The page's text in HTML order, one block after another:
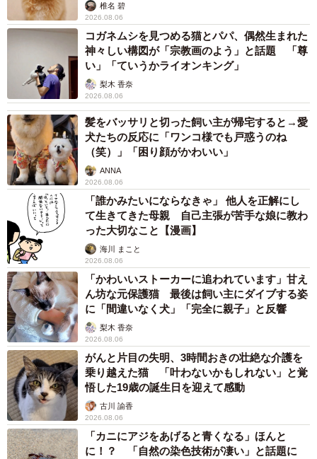
椎名 碧
2026.08.06
コガネムシを見つめる猫とパパ、偶然生まれた
神々しい構図が「宗教画のよう」と話題 「尊
い」「ていうかライオンキング」
梨木 香奈
2026.08.06
髪をバッサリと切った飼い主が帰宅すると→愛
犬たちの反応に「ワンコ様でも戸惑うのね
（笑）」「困り顔がかわいい」
ANNA
2026.08.06
「誰かみたいにならなきゃ」 他人を正解にし
て生きてきた母親 自己主張が苦手な娘に教わ
った大切なこと【漫画】
海川 まこと
2026.08.06
「かわいいストーカーに追われています」甘え
ん坊な元保護猫 最後は飼い主にダイブする姿
に「間違いなく犬」「完全に親子」と反響
梨木 香奈
2026.08.06
がんと片目の失明、3時間おきの壮絶な介護を
乗り越えた猫 「叶わないかもしれない」と覚
悟した19歳の誕生日を迎えて感動
古川 諭香
2026.08.06
「カニにアジをあげると青くなる」ほんと
に！？ 「自然の染色技術が凄い」と話題に